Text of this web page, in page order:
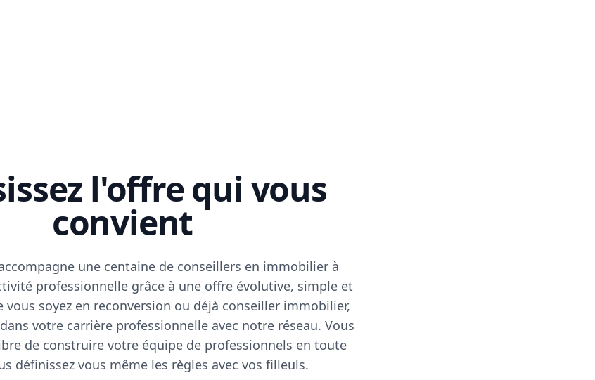
l'offre qui vous
convient
une centaine de conseillers en immobilier à
professionnelle grâce à une offre évolutive, simple et
vous soyez en reconversion ou déjà conseiller immobilier,
votre carrière professionnelle avec notre réseau. Vous
de construire votre équipe de professionnels en toute
définissez vous même les règles avec vos filleuls.